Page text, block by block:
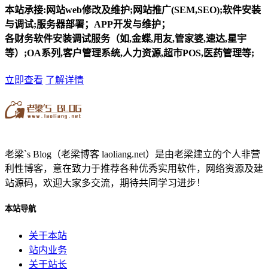
本站承接:网站web修改及维护;网站推广(SEM,SEO);软件安装
与调试;服务器部署；APP开发与维护；
各财务软件安装调试服务（如,金蝶,用友,管家婆,速达,星宇
等）;OA系列,客户管理系统,人力资源,超市POS,医药管理等;
立即查看 了解详情
老梁`s Blog（老梁博客 laoliang.net）是由老梁建立的个人非营
利性博客，意在致力于推荐各种优秀实用软件，网络资源及建
站源码，欢迎大家多交流，期待共同学习进步！
本站导航
关于本站
站内业务
关于站长